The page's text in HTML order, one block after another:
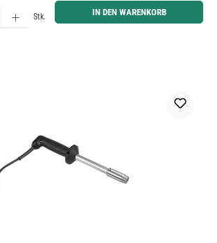
Wert ein oder benutze die Schaltflächen um die Anzahl zu
Stk. IN DEN WARENKORB